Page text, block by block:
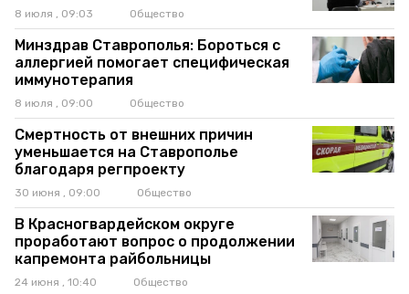
8 июля , 09:03 Общество
Минздрав Ставрополья: Бороться с
аллергией помогает специфическая
иммунотерапия
8 июля , 09:00 Общество
Смертность от внешних причин
уменьшается на Ставрополье
благодаря регпроекту
30 июня , 09:00 Общество
В Красногвардейском округе
проработают вопрос о продолжении
капремонта райбольницы
24 июня , 10:40 Общество